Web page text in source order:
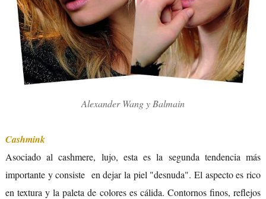
Alexander Wang y Balmain
Cashmink
Asociado al cashmere, lujo, esta es la segunda tendencia más
importante y consiste en dejar la piel "desnuda". El aspecto es rico
en textura y la paleta de colores es cálida. Contornos finos, reflejos